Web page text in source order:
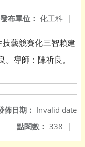
發布單位： 化工科 |
藝競賽化三智賴建
。導師：陳祈良。
佈日期： Invalid date
點閱數： 338 |